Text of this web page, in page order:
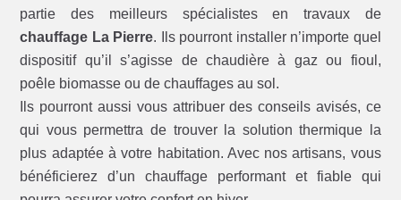
partie des meilleurs spécialistes en travaux de
chauffage La Pierre. Ils pourront installer n’importe quel
dispositif qu’il s’agisse de chaudière à gaz ou fioul,
poêle biomasse ou de chauffages au sol.
Ils pourront aussi vous attribuer des conseils avisés, ce
qui vous permettra de trouver la solution thermique la
plus adaptée à votre habitation. Avec nos artisans, vous
bénéficierez d’un chauffage performant et fiable qui